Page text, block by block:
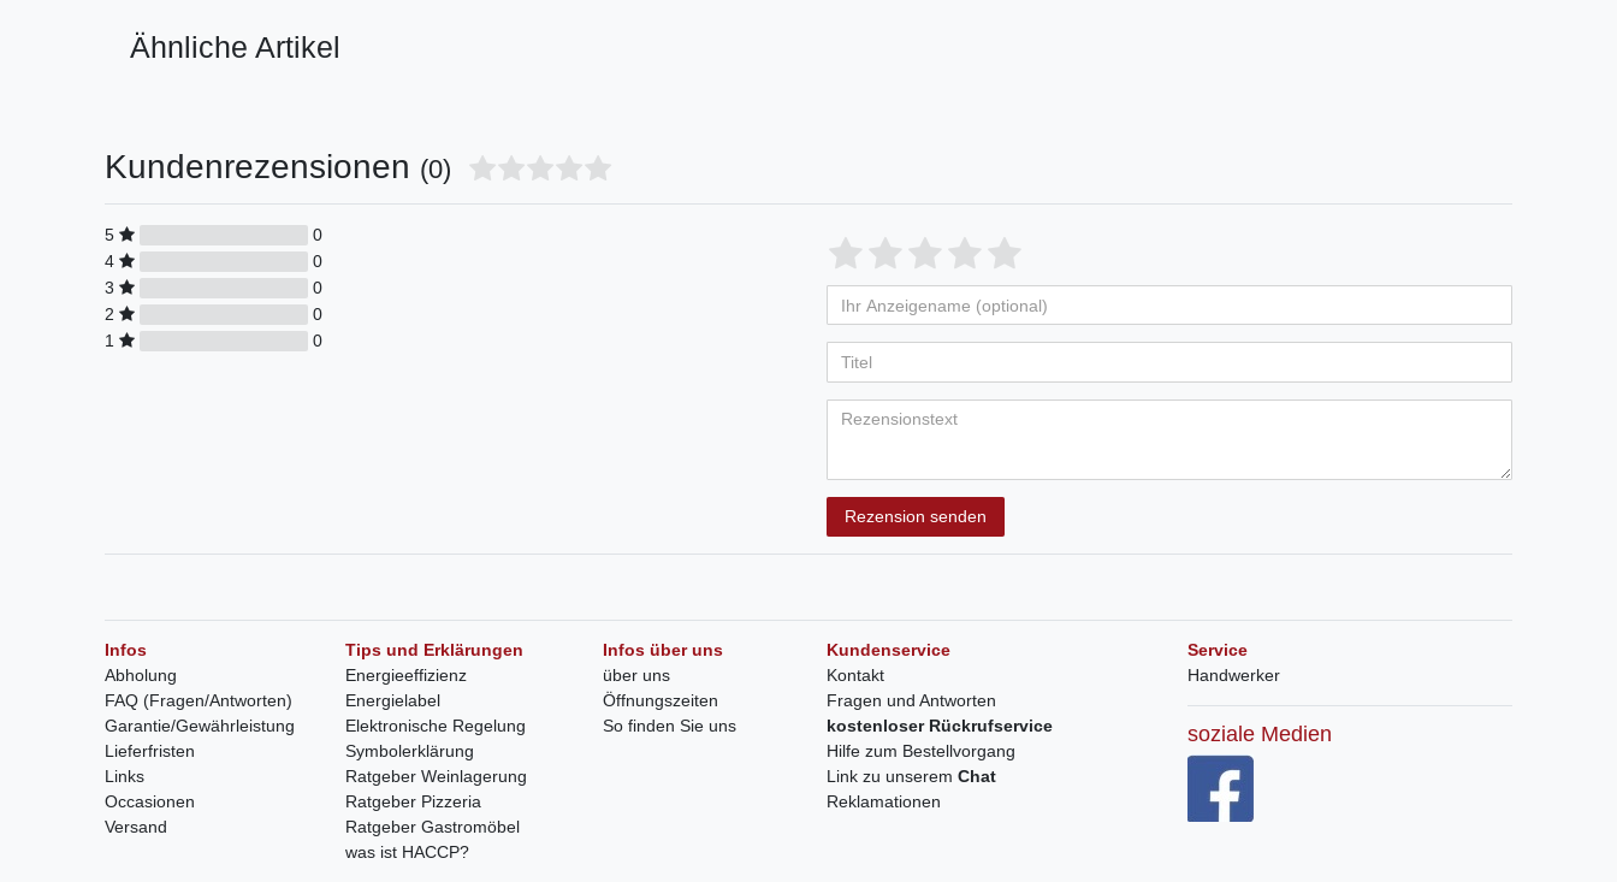
Ähnliche Artikel
Kundenrezensionen (0)
5
0
4
0
3
0
2
0
1
0
Rezension senden
Infos
Abholung
FAQ (Fragen/Antworten)
Garantie/Gewährleistung
Lieferfristen
Links
Occasionen
Versand
Tips und Erklärungen
Energieeffizienz
Energielabel
Elektronische Regelung
Symbolerklärung
Ratgeber Weinlagerung
Ratgeber Pizzeria
Ratgeber Gastromöbel
was ist HACCP?
Infos über uns
über uns
Öffnungszeiten
So finden Sie uns
Kundenservice
Kontakt
Fragen und Antworten
kostenloser Rückrufservice
Hilfe zum Bestellvorgang
Link zu unserem Chat
Reklamationen
Service
Handwerker
soziale Medien